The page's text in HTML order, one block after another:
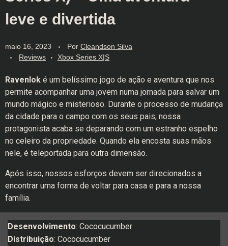
leve e divertida
maio 16, 2023 Por Cleandson Silva
Reviews
Xbox Series X|S
Ravenlok é um belíssimo jogo de ação e aventura que nos
permite acompanhar uma jovem numa jornada para salvar um
mundo mágico e misterioso. Durante o processo de mudança
da cidade para o campo com os seus pais, nossa
protagonista acaba se deparando com um estranho espelho
no celeiro da propriedade. Quando ela encosta suas mãos
nele, é teleportada para outra dimensão.
Após isso, nossos esforços devem ser direcionados a
encontrar uma forma de voltar para casa e para a nossa
família.
Desenvolvimento: Cococucumber
Distribuição: Cococucumber